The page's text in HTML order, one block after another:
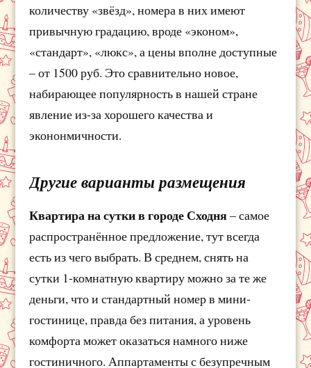
количеству «звёзд», номера в них имеют
привычную градацию, вроде «эконом»,
«стандарт», «люкс», а цены вполне доступные
– от 1500 руб. Это сравнительно новое,
набирающее популярность в нашей стране
явление из-за хорошего качества и
экононмичности.
Другие варианты размещения
Квартира на сутки в городе Сходня– самое
распространённое предложение, тут всегда
есть из чего выбрать. В среднем, снять на
сутки 1-комнатную квартиру можно за те же
деньги, что и стандартный номер в мини-
гостинице, правда без питания, а уровень
комфорта может оказаться намного ниже
гостиничного. Аппартаменты с безупречным